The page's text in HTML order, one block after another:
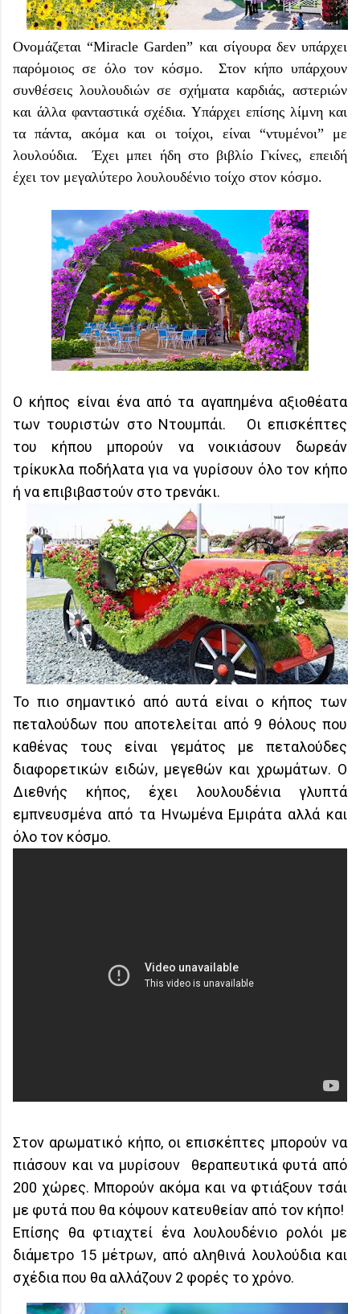
Ονομάζεται “Miracle Garden” και σίγουρα δεν υπάρχει
παρόμοιος σε όλο τον κόσμο. Στον κήπο υπάρχουν
συνθέσεις λουλουδιών σε σχήματα καρδιάς, αστεριών
και άλλα φανταστικά σχέδια. Υπάρχει επίσης λίμνη και
τα πάντα, ακόμα και οι τοίχοι, είναι “ντυμένοι” με
λουλούδια. Έχει μπει ήδη στο βιβλίο Γκίνες, επειδή
έχει τον μεγαλύτερο λουλουδένιο τοίχο στον κόσμο.
Ο κήπος είναι ένα από τα αγαπημένα αξιοθέατα
των τουριστών στο Ντουμπάι. Οι επισκέπτες
του κήπου μπορούν να νοικιάσουν δωρεάν
τρίκυκλα ποδήλατα για να γυρίσουν όλο τον κήπο
ή να επιβιβαστούν στο τρενάκι.
Το πιο σημαντικό από αυτά είναι ο κήπος των
πεταλούδων που αποτελείται από 9 θόλους που
καθένας τους είναι γεμάτος με πεταλούδες
διαφορετικών ειδών, μεγεθών και χρωμάτων. Ο
Διεθνής κήπος, έχει λουλουδένια γλυπτά
εμπνευσμένα από τα Ηνωμένα Εμιράτα αλλά και
όλο τον κόσμο.
Στον αρωματικό κήπο, οι επισκέπτες μπορούν να
πιάσουν και να μυρίσουν θεραπευτικά φυτά από
200 χώρες. Μπορούν ακόμα και να φτιάξουν τσάι
με φυτά που θα κόψουν κατευθείαν από τον κήπο!
Επίσης θα φτιαχτεί ένα λουλουδένιο ρολόι με
διάμετρο 15 μέτρων, από αληθινά λουλούδια και
σχέδια που θα αλλάζουν 2 φορές το χρόνο.